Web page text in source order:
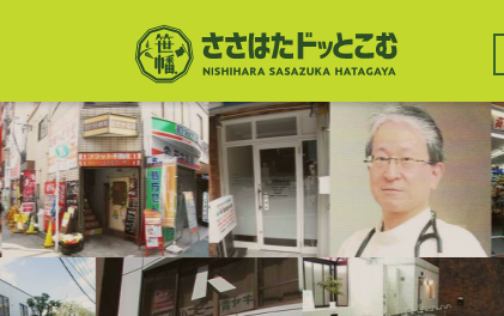
ン
テ
ン
ツ
に
移
動
メ
ナ
ビ
ゲ
ー
シ
ョ
ン